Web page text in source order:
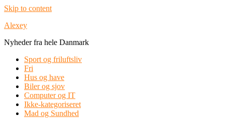
Skip to content
Alexey
Nyheder fra hele Danmark
Sport og friluftsliv
Fri
Hus og have
Biler og sjov
Computer og IT
Ikke-kategoriseret
Mad og Sundhed